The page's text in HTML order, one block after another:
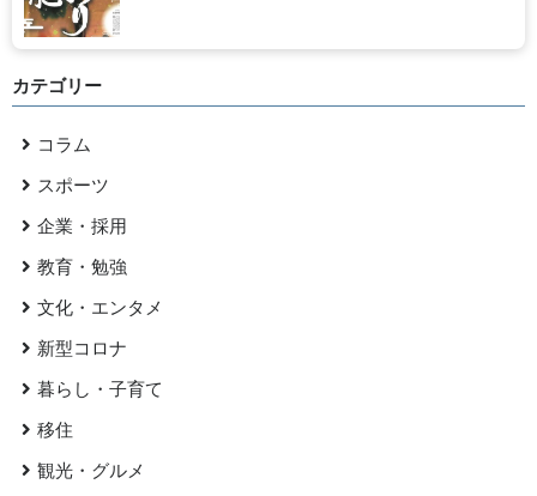
カテゴリー
コラム
スポーツ
企業・採用
教育・勉強
文化・エンタメ
新型コロナ
暮らし・子育て
移住
観光・グルメ